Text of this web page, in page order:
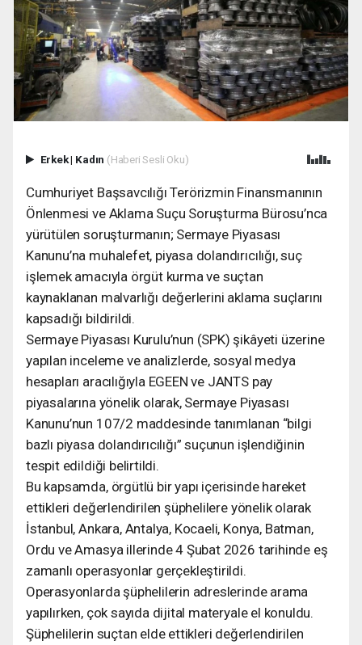
Erkek| Kadın (Haberi Sesli Oku)
Cumhuriyet Başsavcılığı Terörizmin Finansmanının
Önlenmesi ve Aklama Suçu Soruşturma Bürosu’nca
yürütülen soruşturmanın; Sermaye Piyasası
Kanunu’na muhalefet, piyasa dolandırıcılığı, suç
işlemek amacıyla örgüt kurma ve suçtan
kaynaklanan malvarlığı değerlerini aklama suçlarını
kapsadığı bildirildi.
Sermaye Piyasası Kurulu’nun (SPK) şikâyeti üzerine
yapılan inceleme ve analizlerde, sosyal medya
hesapları aracılığıyla EGEEN ve JANTS pay
piyasalarına yönelik olarak, Sermaye Piyasası
Kanunu’nun 107/2 maddesinde tanımlanan “bilgi
bazlı piyasa dolandırıcılığı” suçunun işlendiğinin
tespit edildiği belirtildi.
Bu kapsamda, örgütlü bir yapı içerisinde hareket
ettikleri değerlendirilen şüphelilere yönelik olarak
İstanbul, Ankara, Antalya, Kocaeli, Konya, Batman,
Ordu ve Amasya illerinde 4 Şubat 2026 tarihinde eş
zamanlı operasyonlar gerçekleştirildi.
Operasyonlarda şüphelilerin adreslerinde arama
yapılırken, çok sayıda dijital materyale el konuldu.
Şüphelilerin suçtan elde ettikleri değerlendirilen